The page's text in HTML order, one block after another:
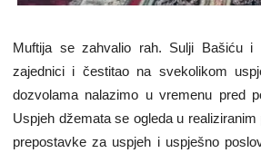
Muftija se zahvalio rah. Sulji Bašiću i
zajednici i čestitao na svekolikom
dozvolama nalazimo u vremenu pred
Uspjeh džemata se ogleda u
prepostavke za uspjeh i uspješno